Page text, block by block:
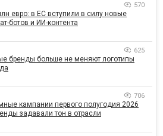
570
евро: в ЕС вступили в силу новые
ботов и ИИ-контента
625
бренды больше не меняют логотипы
706
кампании первого полугодия 2026
задавали тон в отрасли